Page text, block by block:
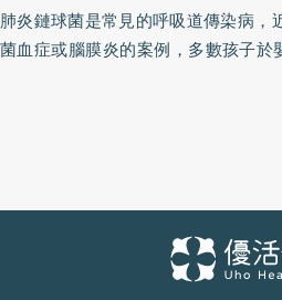
肺炎鏈球菌是常見的呼吸道傳染病
菌血症或腦膜炎的案例，多數孩子於
等重症4，其中最令人擔憂的是腦膜
癲癇、聽力受損、發展遲緩等後遺症